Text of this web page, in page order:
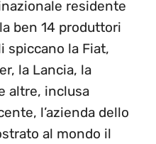
residente
ben 14 produttori
spiccano la Fiat,
la Lancia, la
altre, inclusa
l’azienda dello
al mondo il